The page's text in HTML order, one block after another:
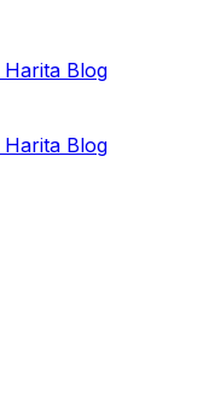
Harita Blog
Harita Blog